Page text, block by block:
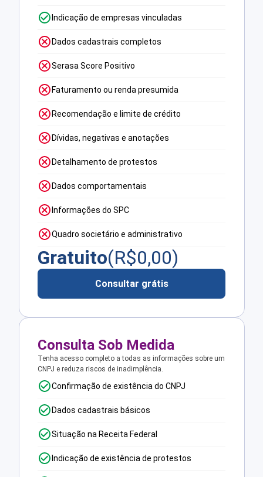
Indicação de empresas vinculadas
Dados cadastrais completos
Serasa Score Positivo
Faturamento ou renda presumida
Recomendação e limite de crédito
Dívidas, negativas e anotações
Detalhamento de protestos
Dados comportamentais
Informações do SPC
Quadro societário e administrativo
Gratuito(R$0,00)
Consultar grátis
Consulta Sob Medida
Tenha acesso completo a todas as informações sobre um
CNPJ e reduza riscos de inadimplência.
Confirmação de existência do CNPJ
Dados cadastrais básicos
Situação na Receita Federal
Indicação de existência de protestos